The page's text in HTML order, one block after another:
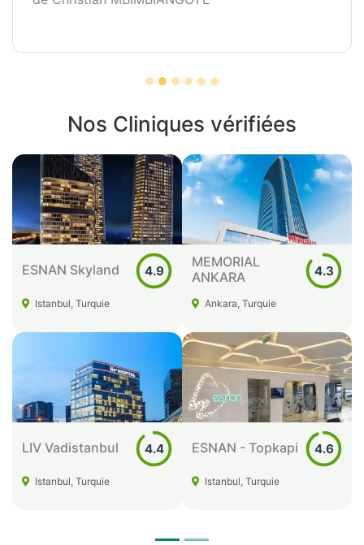
Nos Cliniques vérifiées
ESNAN Skyland 4.9
Istanbul, Turquie
MEMORIAL
ANKARA
4.3
Ankara, Turquie
LIV Vadistanbul 4.4
Istanbul, Turquie
ESNAN - Topkapi 4.6
Istanbul, Turquie